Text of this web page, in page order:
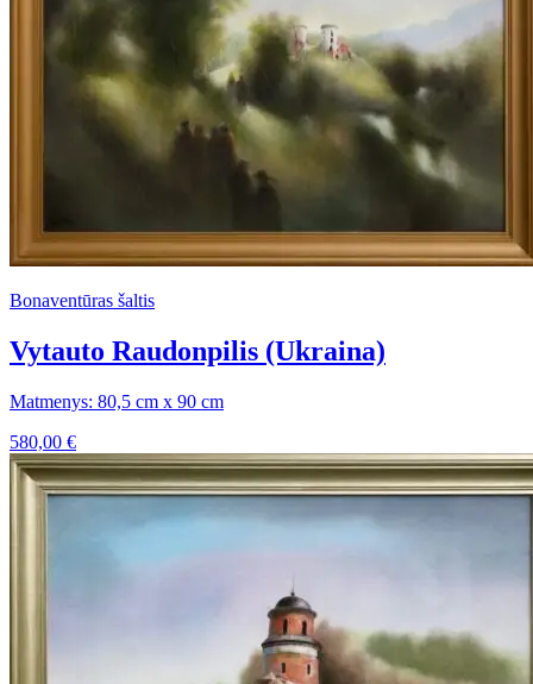
Bonaventūras šaltis
Vytauto Raudonpilis (Ukraina)
Matmenys: 80,5 cm x 90 cm
580,00 €